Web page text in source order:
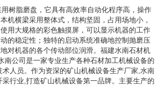
树脂磨盘，它具有高效率自动化程序高，操作
机横梁采用整体式，结构坚固，占用场地小，
用大规格的彩色触摸屏，可以显示机器的工作
的稳定性；独特的启动系统准确地控制抛磨压
对机器的各个传动部位润滑。福建水南石材机
公司是一家专业生产各种石材加工机械设备的
人员。作为资深的矿山机械设备生产厂家,水南
行业,打造矿山机械设备第一品牌。主要生产的